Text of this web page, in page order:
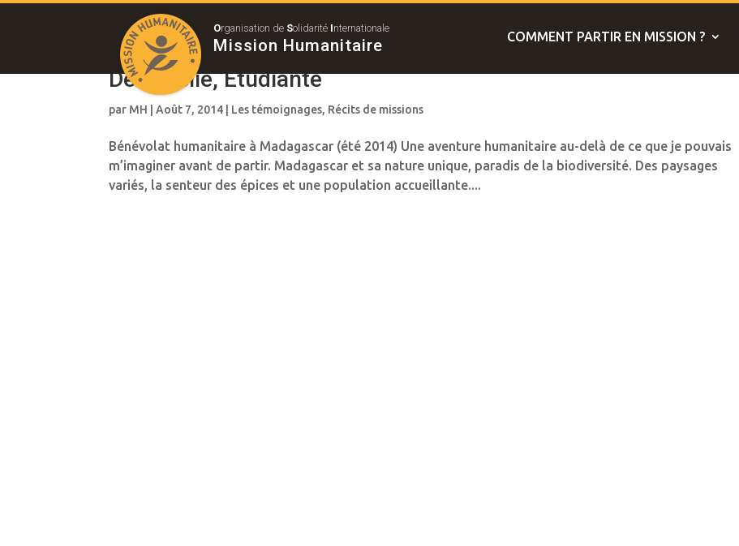
Organisation de Solidarité Internationale
Mission Humanitaire COMMENT PARTIR EN MISSION ?
De Amélie, Etudiante
par MH |Août 7, 2014 Les témoignages, Récits de missions
Bénévolat humanitaire à Madagascar (été 2014) Une aventure humanitaire au-delà de ce que je pouvais
m’imaginer avant de partir. Madagascar et sa nature unique, paradis de la biodiversité. Des paysages
variés, la senteur des épices et une population accueillante....